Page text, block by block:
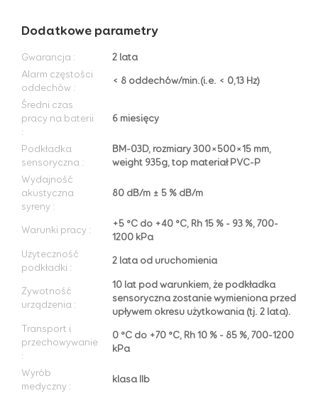
Dodatkowe parametry
Gwarancja :
2 lata
Alarm częstości
oddechów :
< 8 oddechów/min.(i.e. < 0,13 Hz)
Średni czas
pracy na baterii
:
6 miesięcy
Podkładka
sensoryczna :
BM-03D, rozmiary 300×500×15 mm,
weight 935g, top materiał PVC-P
Wydajność
akustyczna
syreny :
80 dB/m ± 5 % dB/m
Warunki pracy :
+5 °C do +40 °C, Rh 15 % - 93 %, 700-
1200 kPa
Użyteczność
podkładki :
2 lata od uruchomienia
Żywotność
urządzenia :
10 lat pod warunkiem, że podkładka
sensoryczna zostanie wymieniona przed
upływem okresu użytkowania (tj. 2 lata).
Transport i
przechowywanie
:
0 °C do +70 °C, Rh 10 % - 85 %, 700-1200
kPa
Wyrób
medyczny :
klasa IIb